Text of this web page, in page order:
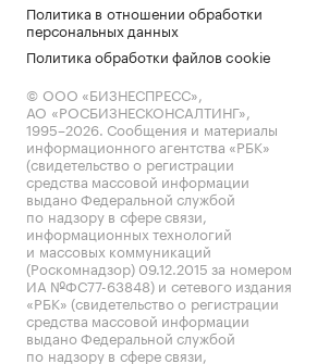
Политика в отношении обработки
персональных данных
Политика обработки файлов cookie
© ООО «БИЗНЕСПРЕСС»,
АО «РОСБИЗНЕСКОНСАЛТИНГ»,
1995–2026. Сообщения и материалы
информационного агентства «РБК»
(свидетельство о регистрации
средства массовой информации
выдано Федеральной службой
по надзору в сфере связи,
информационных технологий
и массовых коммуникаций
(Роскомнадзор) 09.12.2015 за номером
ИА №ФС77-63848) и сетевого издания
«РБК» (свидетельство о регистрации
средства массовой информации
выдано Федеральной службой
по надзору в сфере связи,